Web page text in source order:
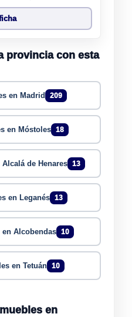
provincia con esta
en Madrid 209
en Móstoles 18
de Henares 13
en Leganés 13
Alcobendas 10
en Tetuán 10
en